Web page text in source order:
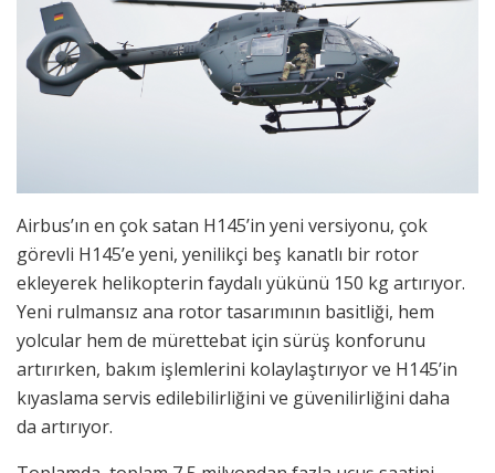
Airbus’ın en çok satan H145’in yeni versiyonu, çok
görevli H145’e yeni, yenilikçi beş kanatlı bir rotor
ekleyerek helikopterin faydalı yükünü 150 kg artırıyor.
Yeni rulmansız ana rotor tasarımının basitliği, hem
yolcular hem de mürettebat için sürüş konforunu
artırırken, bakım işlemlerini kolaylaştırıyor ve H145’in
kıyaslama servis edilebilirliğini ve güvenilirliğini daha
da artırıyor.